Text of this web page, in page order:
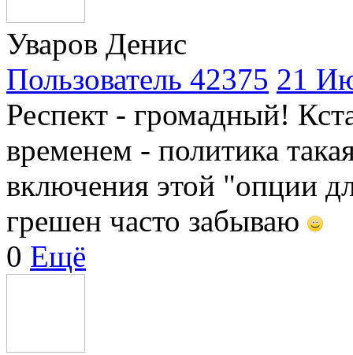
Уваров Денис
Пользователь 42375 21
Респект - громадный!
временем - политика
включения этой "опции
грешен часто забываю
0 Ещё